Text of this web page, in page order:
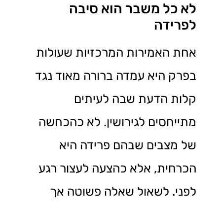
לא כל משבר הוא סיבה
לפרידה
אחת האמירות המרכזיות שעולות
בפרק היא עמדה ברורה מאוד נגד
קלות הדעת שבה לעיתים
מתייחסים לגירושין. לא כהכחשה
של מצבים שבהם פרידה היא
הכרחית, אלא כהצעה לעצור רגע
לפני. לשאול שאלה פשוטה אך